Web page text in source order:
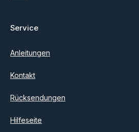
Service
Anleitungen
Kontakt
Rücksendungen
Hilfeseite